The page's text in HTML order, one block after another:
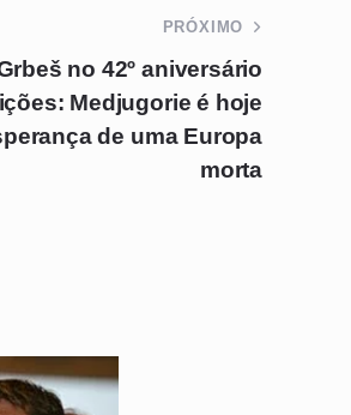
PRÓXIMO
no 42º aniversário
Medjugorie é hoje
de uma Europa
morta